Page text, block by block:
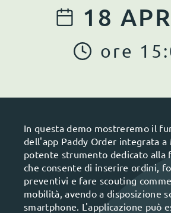
18
ore 15:
In questa demo mostreremo il
dell'app Paddy Order integrata a
potente strumento dedicato alla
che consente di inserire ordini,
preventivi e fare scouting
mobilità, avendo a disposizione
smartphone. L'applicazione può